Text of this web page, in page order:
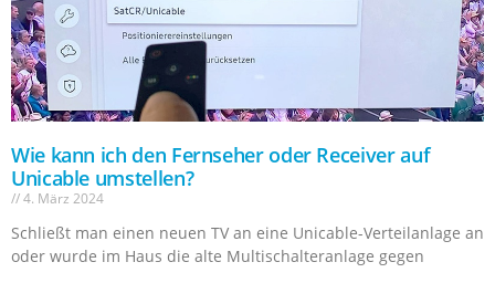
Wie kann ich den Fernseher oder Receiver auf
Unicable umstellen?
4. März 2024
Schließt man einen neuen TV an eine Unicable-Verteilanlage an
oder wurde im Haus die alte Multischalteranlage gegen